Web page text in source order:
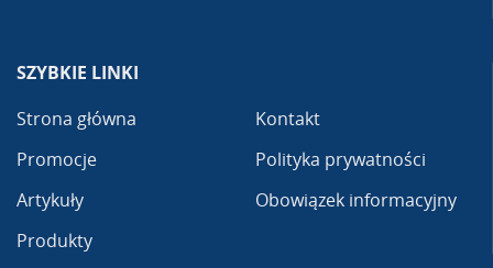
SZYBKIE LINKI
Strona główna
Promocje
Artykuły
Produkty
Kontakt
Polityka prywatności
Obowiązek informacyjny